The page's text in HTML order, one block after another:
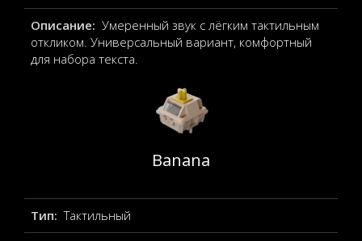
Описание: Умеренный звук с лёгким тактильным
откликом. Универсальный вариант, комфортный
для набора текста.
Banana
Тип: Тактильный